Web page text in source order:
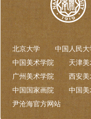
北京大学
中国人民大
中国美术学院
天津
广州美术学院
西安
中国国家画院
中国
尹沧海官方网站